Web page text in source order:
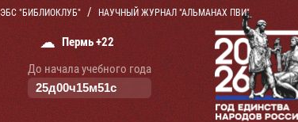
ЭБС "БИБЛИОКЛУБ" НАУЧНЫЙ ЖУРНАЛ "АЛЬМАНАХ ПВИ"
☁ Пермь +22
До начала учебного года
25д00ч15м50с